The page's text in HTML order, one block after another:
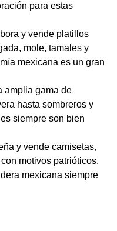
para estas
y vende platillos
mole, tamales y
mexicana es un gran
amplia gama de
hasta sombreros y
siempre son bien
y vende camisetas,
motivos patrióticos.
mexicana siempre